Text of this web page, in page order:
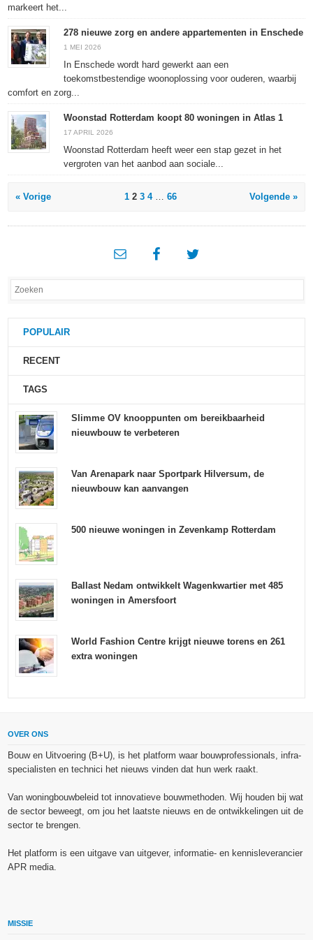
markeert het...
278 nieuwe zorg en andere appartementen in Enschede
1 MEI 2026
In Enschede wordt hard gewerkt aan een
toekomstbestendige woonoplossing voor ouderen, waarbij
comfort en zorg...
Woonstad Rotterdam koopt 80 woningen in Atlas 1
17 APRIL 2026
Woonstad Rotterdam heeft weer een stap gezet in het
vergroten van het aanbod aan sociale...
« Vorige 1 2 3 4 … 66 Volgende »
POPULAIR
RECENT
TAGS
Slimme OV knooppunten om bereikbaarheid
nieuwbouw te verbeteren
Van Arenapark naar Sportpark Hilversum, de
nieuwbouw kan aanvangen
500 nieuwe woningen in Zevenkamp Rotterdam
Ballast Nedam ontwikkelt Wagenkwartier met 485
woningen in Amersfoort
World Fashion Centre krijgt nieuwe torens en 261
extra woningen
OVER ONS
Bouw en Uitvoering (B+U), is het platform waar bouwprofessionals, infra-
specialisten en technici het nieuws vinden dat hun werk raakt.
Van woningbouwbeleid tot innovatieve bouwmethoden. Wij houden bij wat
de sector beweegt, om jou het laatste nieuws en de ontwikkelingen uit de
sector te brengen.
Het platform is een uitgave van uitgever, informatie- en kennisleverancier
APR media.
MISSIE